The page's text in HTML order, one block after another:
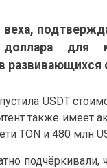
для
USDT
также имеет
TON и 480 млн
подчёркивали,